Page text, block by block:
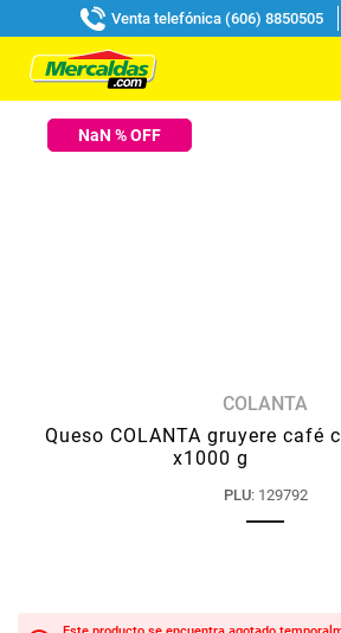
Venta telefónica (606) 8850505
NaN % OFF
COLANTA
Queso COLANTA gruyere café
x1000 g
PLU: 129792